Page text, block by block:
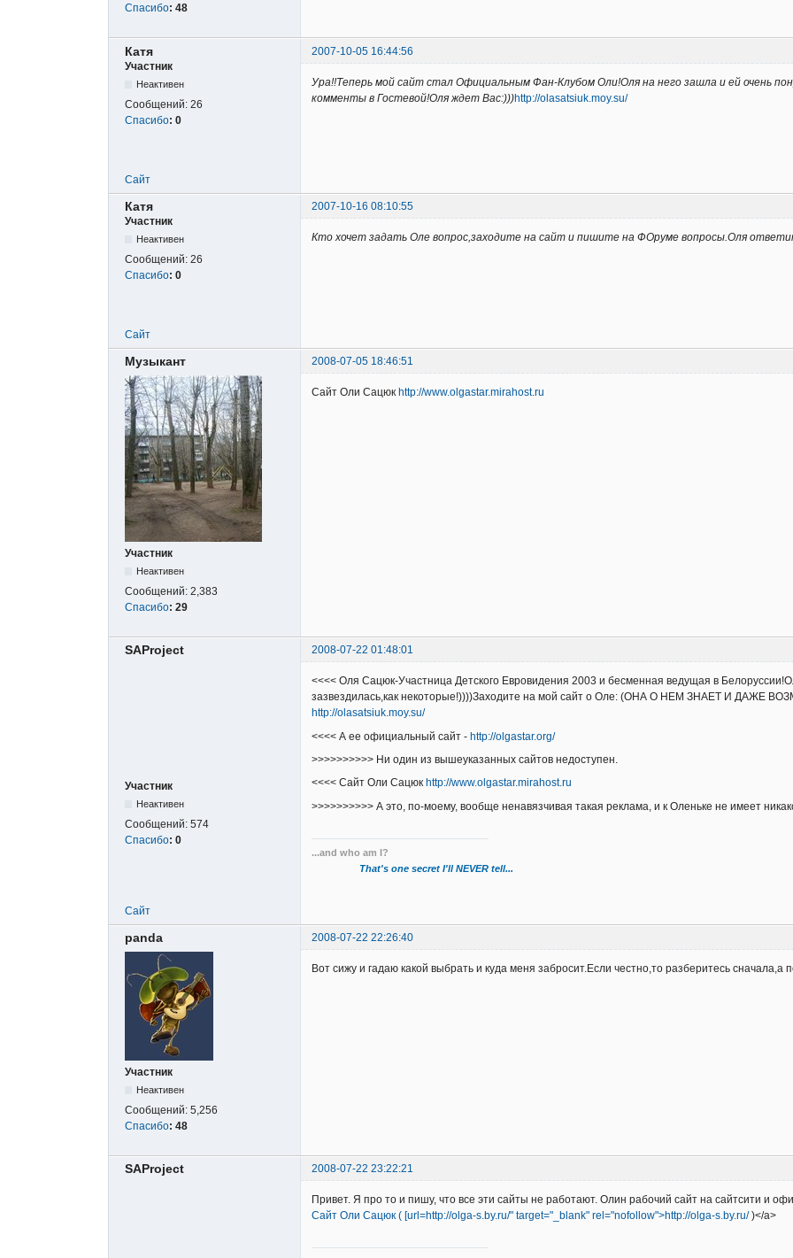
Спасибо: 48
Катя
2007-10-05 16:44:56
Участник
Неактивен
Сообщений: 26
Спасибо: 0
Ура!!Теперь мой сайт стал Официальным Фан-Клубом Оли!Оля на него зашла и ей очень
комменты в Гостевой!Оля ждет Вас:)))http://olasatsiuk.moy.su/
Сайт
Катя
2007-10-16 08:10:55
Участник
Неактивен
Сообщений: 26
Спасибо: 0
Кто хочет задать Оле вопрос,заходите на сайт и пишите на ФОруме вопросы.Оля
Сайт
Музыкант 2008-07-05 18:46:51
Участник
Неактивен
Сообщений: 2,383
Спасибо: 29
Сайт Оли Сацюк http://www.olgastar.mirahost.ru
SAProject 2008-07-22 01:48:01
Участник
Неактивен
Сообщений: 574
Спасибо: 0
<<<< Оля Сацюк-Участница Детского Евровидения 2003 и бесменная ведущая в
зазвездилась,как некоторые!))))Заходите на мой сайт о Оле: (ОНА О НЕМ ЗНАЕТ И ДАЖЕ
http://olasatsiuk.moy.su/
<<<< А ее официальный сайт - http://olgastar.org/
>>>>>>>>>> Ни один из вышеуказанных сайтов недоступен.
<<<< Сайт Оли Сацюк http://www.olgastar.mirahost.ru
>>>>>>>>>> А это, по-моему, вообще ненавязчивая такая реклама, и к Оленьке не имеет
...and who am I?
That's one secret I'll NEVER tell...
Сайт
panda 2008-07-22 22:26:40
Участник
Неактивен
Сообщений: 5,256
Спасибо: 48
Вот сижу и гадаю какой выбрать и куда меня забросит.Если честно,то разберитесь сначала,а
SAProject 2008-07-22 23:22:21
Привет. Я про то и пишу, что все эти сайты не работают. Олин рабочий сайт на сайтсити и
Сайт Оли Сацюк ( [url=http://olga-s.by.ru/" target="_blank" rel="nofollow">http://olga-s.by.ru/)</a>